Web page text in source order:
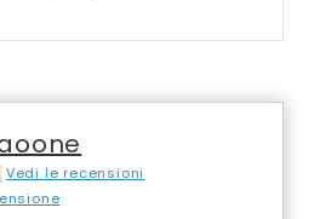
Vedi le recensioni